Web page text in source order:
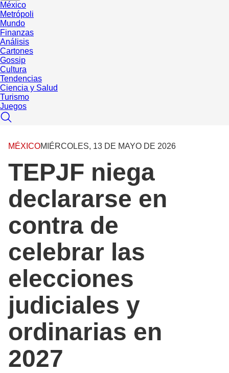
México
Metrópoli
Mundo
Finanzas
Análisis
Cartones
Gossip
Cultura
Tendencias
Ciencia y Salud
Turismo
Juegos
MÉXICOMIÉRCOLES, 13 DE MAYO DE 2026
TEPJF niega
declararse en
contra de
celebrar las
elecciones
judiciales y
ordinarias en
2027